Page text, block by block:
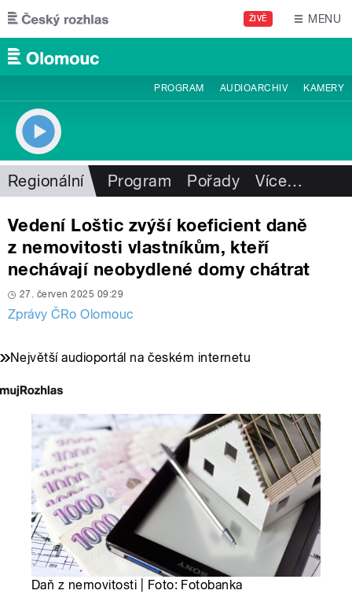
Přejít k hlavnímu obsahu
ŽIVĚ MENU
PROGRAM AUDIOARCHIV KAMERY
Regionální Program Pořady Více…
Vedení Loštic zvýší koeficient daně
z nemovitosti vlastníkům, kteří
nechávají neobydlené domy chátrat
27. červen 2025 09:29
Zprávy ČRo Olomouc
Největší audioportál na českém internetu
Daň z nemovitosti | Foto: Fotobanka